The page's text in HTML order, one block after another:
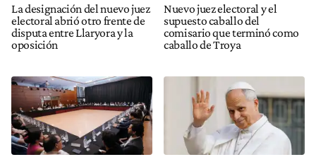
La designación del nuevo juez
electoral abrió otro frente de
disputa entre Llaryora y la
oposición
Nuevo juez electoral y el
supuesto caballo del
comisario que terminó como
caballo de Troya